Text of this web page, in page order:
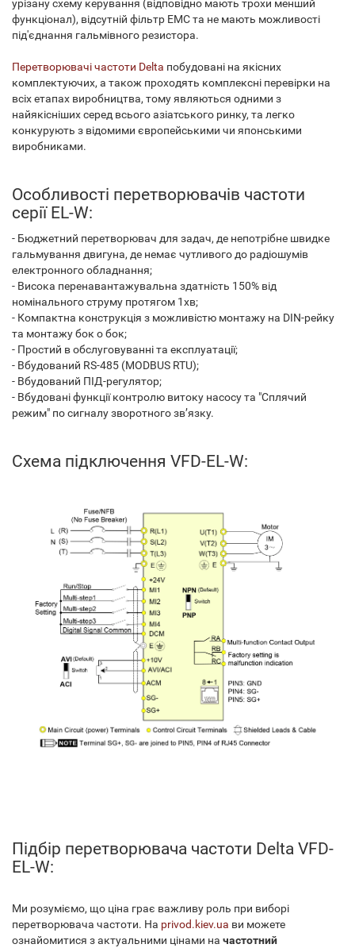
урізану схему керування (відповідно мають трохи менший
функціонал), відсутній фільтр ЕМС та не мають можливості
під'єднання гальмівного резистора.
Перетворювачі частоти Delta побудовані на якісних
комплектуючих, а також проходять комплексні перевірки на
всіх етапах виробництва, тому являються одними з
найякісніших серед всього азіатського ринку, та легко
конкурують з відомими європейськими чи японськими
виробниками.
Особливості перетворювачів частоти
серії EL-W:
- Бюджетний перетворювач для задач, де непотрібне швидке
гальмування двигуна, де немає чутливого до радіошумів
електронного обладнання;
- Висока перенавантажувальна здатність 150% від
номінального струму протягом 1хв;
- Компактна конструкція з можливістю монтажу на DIN-рейку
та монтажу бок о бок;
- Простий в обслуговуванні та експлуатації;
- Вбудований RS-485 (MODBUS RTU);
- Вбудований ПІД-регулятор;
- Вбудовані функції контролю витоку насосу та "Сплячий
режим" по сигналу зворотного зв’язку.
Схема підключення VFD-EL-W:
Підбір перетворювача частоти Delta VFD-
EL-W:
Ми розуміємо, що ціна грає важливу роль при виборі
перетворювача частоти. На privod.kiev.ua ви можете
ознайомитися з актуальними цінами на частотний